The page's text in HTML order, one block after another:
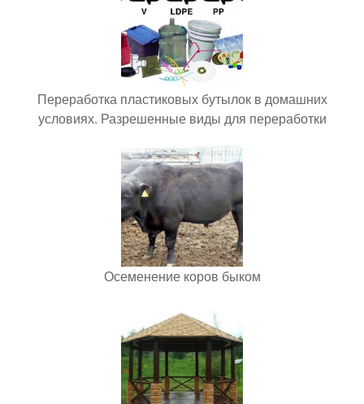
Переработка пластиковых бутылок в домашних
условиях. Разрешенные виды для переработки
Осеменение коров быком